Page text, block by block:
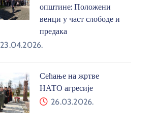
општине: Положени
венци у част слободе и
предака
23.04.2026.
Сећање на жртве
НАТО агресије
26.03.2026.